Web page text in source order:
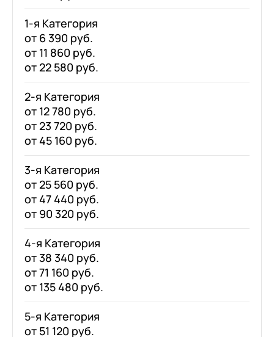
1-я Категория
от 6 390 руб.
от 11 860 руб.
от 22 580 руб.
2-я Категория
от 12 780 руб.
от 23 720 руб.
от 45 160 руб.
3-я Категория
от 25 560 руб.
от 47 440 руб.
от 90 320 руб.
4-я Категория
от 38 340 руб.
от 71 160 руб.
от 135 480 руб.
5-я Категория
от 51 120 руб.